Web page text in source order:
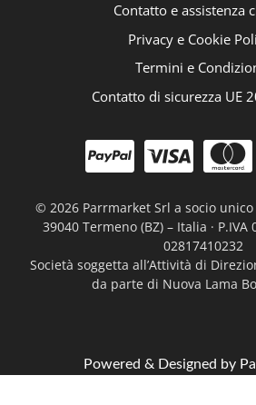
Contatto e assistenza
Privacy e Cookie
Termini e
Contatto di sicurezza UE
© 2026 Parrmarket Srl a socio unico
39040 Termeno (BZ) – Italia · P.IVA
02817410232
Società soggetta all’Attività di
da parte di Nuova Lama
Powered & Designed by